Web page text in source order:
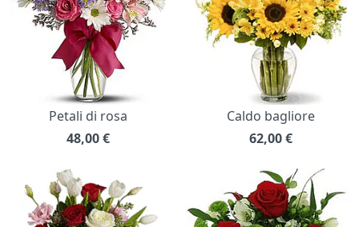
Petali di rosa
48,00€
Caldo bagliore
62,00€